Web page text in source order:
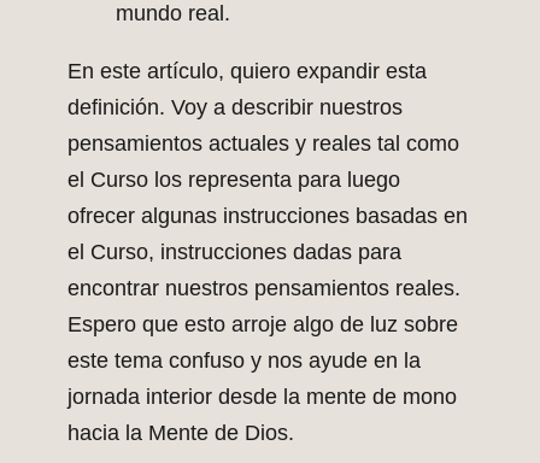
mundo real.
En este artículo, quiero expandir esta
definición. Voy a describir nuestros
pensamientos actuales y reales tal como
el Curso los representa para luego
ofrecer algunas instrucciones basadas en
el Curso, instrucciones dadas para
encontrar nuestros pensamientos reales.
Espero que esto arroje algo de luz sobre
este tema confuso y nos ayude en la
jornada interior desde la mente de mono
hacia la Mente de Dios.